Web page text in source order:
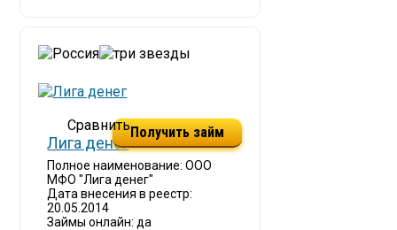
Лига денег
Полное наименование: ООО
МФО "Лига денег"
Дата внесения в реестр:
20.05.2014
Займы онлайн: да
Получить займ